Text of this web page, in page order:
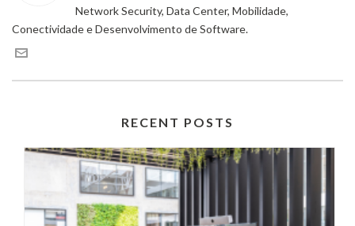
Network Security, Data Center, Mobilidade,
Conectividade e Desenvolvimento de Software.
RECENT POSTS